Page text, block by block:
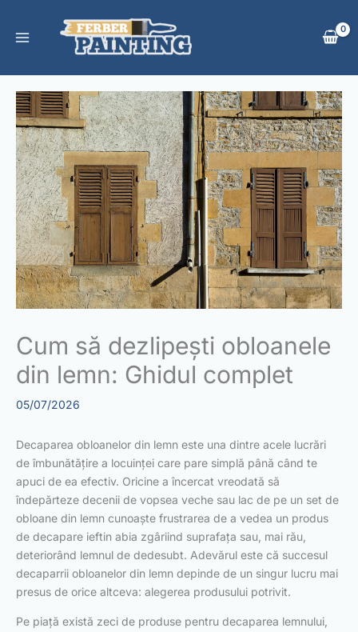
content
Cum să dezlipești obloanele
din lemn: Ghidul complet
05/07/2026
Decaparea obloanelor din lemn este una dintre acele lucrări
de îmbunătățire a locuinței care pare simplă până când te
apuci de ea efectiv. Oricine a încercat vreodată să
îndepărteze decenii de vopsea veche sau lac de pe un set de
obloane din lemn cunoaște frustrarea de a vedea un produs
de decapare ieftin abia zgâriind suprafața sau, mai rău,
deteriorând lemnul de dedesubt. Adevărul este că succesul
decaparrii obloanelor din lemn depinde de un singur lucru mai
presus de orice altceva: alegerea produsului potrivit.
Pe piață există zeci de produse pentru decaparea lemnului,